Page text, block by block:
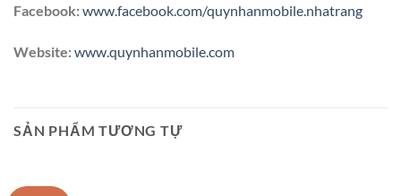
Facebook:www.facebook.com/quynhanmobile.nhatrang
Website:www.quynhanmobile.com
SẢN PHẨM TƯƠNG TỰ